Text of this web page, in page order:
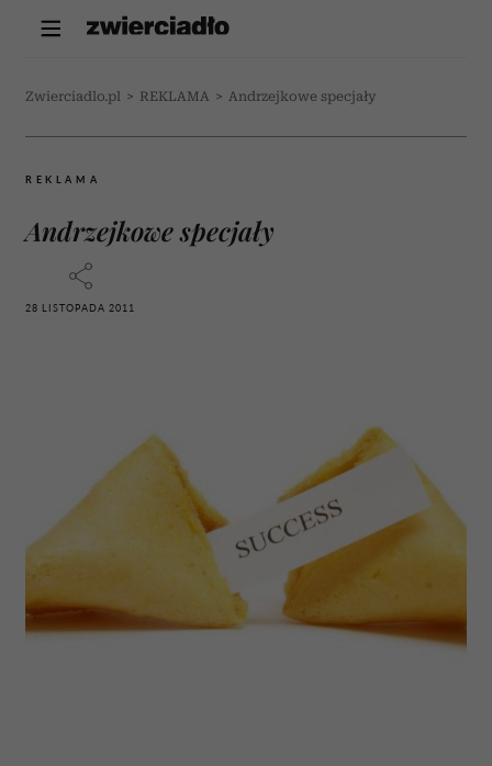
Zwierciadlo.pl > REKLAMA > Andrzejkowe specjały
REKLAMA
Andrzejkowe specjały
28 LISTOPADA 2011